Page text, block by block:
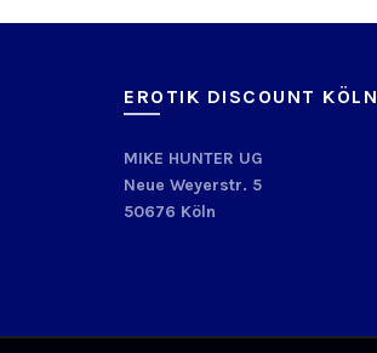
EROTIK DISCOUNT KÖLN
MIKE HUNTER UG
Neue Weyerstr. 5
50676 Köln